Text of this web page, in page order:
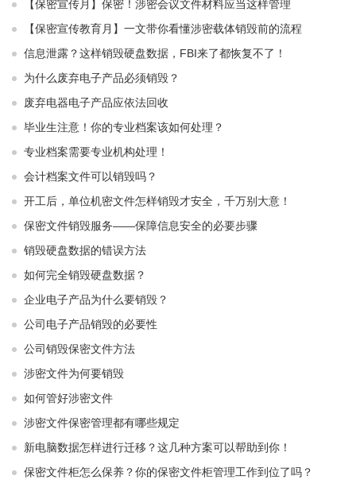
【保密宣传月】保密！涉密会议文件材料应当这样管理
【保密宣传教育月】一文带你看懂涉密载体销毁前的流程
信息泄露？这样销毁硬盘数据，FBI来了都恢复不了！
为什么废弃电子产品必须销毁？
废弃电器电子产品应依法回收
毕业生注意！你的专业档案该如何处理？
专业档案需要专业机构处理！
会计档案文件可以销毁吗？
开工后，单位机密文件怎样销毁才安全，千万别大意！
保密文件销毁服务——保障信息安全的必要步骤
销毁硬盘数据的错误方法
如何完全销毁硬盘数据？
企业电子产品为什么要销毁？
公司电子产品销毁的必要性
公司销毁保密文件方法
涉密文件为何要销毁
如何管好涉密文件
涉密文件保密管理都有哪些规定
新电脑数据怎样进行迁移？这几种方案可以帮助到你！
保密文件柜怎么保养？你的保密文件柜管理工作到位了吗？